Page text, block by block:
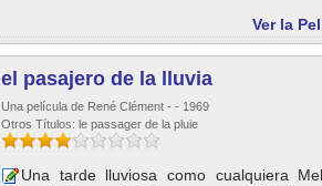
Ver la
el pasajero de la lluvia
Una película de René Clément - - 1969
Otros Títulos: le passager de la pluie
Una tarde lluviosa como cualquiera